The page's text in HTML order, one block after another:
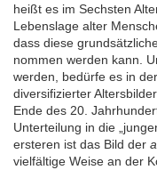
heißt es im Sechsten
Lebens­lage alter
dass diese
nommen werden kann.
werden, bedürfe es in
diversi­fizierter
Ende des 20.
Unter­teilung in die
ersteren ist das Bild der
vielfältige Weise an der